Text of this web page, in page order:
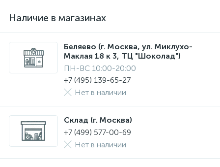
Наличие в магазинах
Беляево (г. Москва, ул. Миклухо-
Маклая 18 к 3, ТЦ "Шоколад")
ПН-ВС 10:00-20:00
+7 (495) 139-65-27
Нет в наличии
Склад (г. Москва)
+7 (499) 577-00-69
Нет в наличии